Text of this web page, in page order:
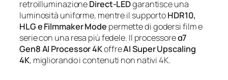
retroilluminazioneDirect-LEDgarantisce una
luminosità uniforme, mentre il supportoHDR10,
HLG e Filmmaker Mode permette di godersi film e
serie con una resa più fedele. Il processoreα7
Gen8 AI Processor 4KoffreAI Super Upscaling
4K, migliorando i contenuti non nativi 4K.